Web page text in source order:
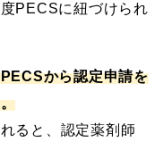
PECSに紐づけられ
から認定申請を
ると、認定薬剤師